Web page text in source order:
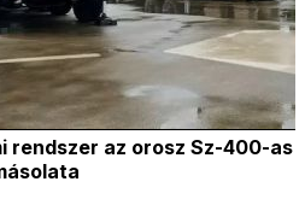
rendszer az orosz Sz-400-as